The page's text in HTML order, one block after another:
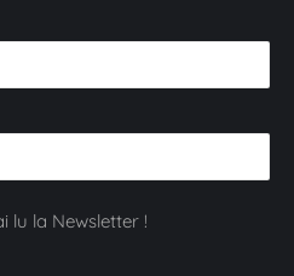
lu la Newsletter !